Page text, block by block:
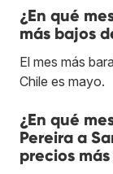
¿En qué
más bajos
El mes más
Chile es mayo.
¿En qué
Pereira a
precios